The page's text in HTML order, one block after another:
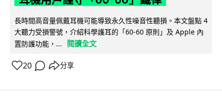
長時間高音量佩戴耳機可能導致永久性噪音性聽損。本文盤點 4
大聽力受損警號，介紹科學護耳的「60-60 原則」及 Apple 內
置防護功能，...
閱讀全文
20 分享